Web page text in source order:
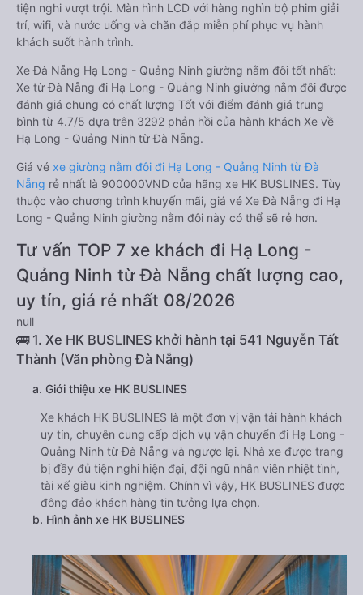
tiện nghi vượt trội. Màn hình LCD với hàng nghìn bộ phim giải
trí, wifi, và nước uống và chăn đắp miễn phí phục vụ hành
khách suốt hành trình.
Xe Đà Nẵng Hạ Long - Quảng Ninh giường nằm đôi tốt nhất:
Xe từ Đà Nẵng đi Hạ Long - Quảng Ninh giường nằm đôi được
đánh giá chung có chất lượng Tốt với điểm đánh giá trung
bình từ 4.7/5 dựa trên 3292 phản hồi của hành khách Xe về
Hạ Long - Quảng Ninh từ Đà Nẵng.
Giá vé xe giường nằm đôi đi Hạ Long - Quảng Ninh từ Đà
Nẵng rẻ nhất là 900000VND của hãng xe HK BUSLINES. Tùy
thuộc vào chương trình khuyến mãi, giá vé Xe Đà Nẵng đi Hạ
Long - Quảng Ninh giường nằm đôi này có thể sẽ rẻ hơn.
Tư vấn TOP 7 xe khách đi Hạ Long -
Quảng Ninh từ Đà Nẵng chất lượng cao,
uy tín, giá rẻ nhất 08/2026
null
🚌 1. Xe HK BUSLINES khởi hành tại 541 Nguyễn Tất
Thành (Văn phòng Đà Nẵng)
a. Giới thiệu xe HK BUSLINES
Xe khách HK BUSLINES là một đơn vị vận tải hành khách
uy tín, chuyên cung cấp dịch vụ vận chuyển đi Hạ Long -
Quảng Ninh từ Đà Nẵng và ngược lại. Nhà xe được trang
bị đầy đủ tiện nghi hiện đại, đội ngũ nhân viên nhiệt tình,
tài xế giàu kinh nghiệm. Chính vì vậy, HK BUSLINES được
đông đảo khách hàng tin tưởng lựa chọn.
b. Hình ảnh xe HK BUSLINES